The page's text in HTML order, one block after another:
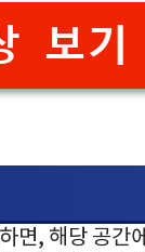
보기
면, 해당 공간